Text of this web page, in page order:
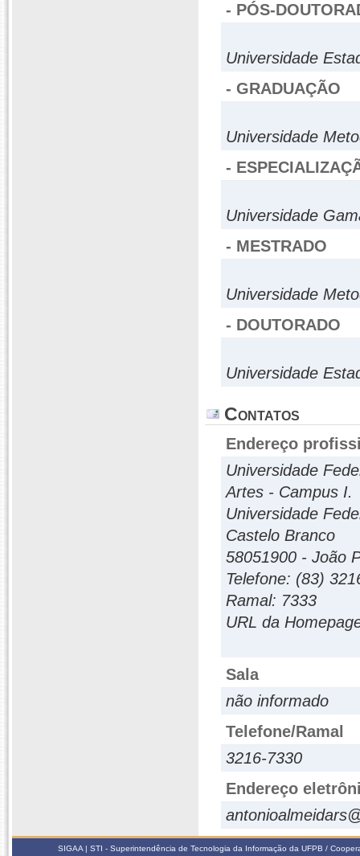
- PÓS-
Universidade
- GRADUAÇÃO
Universidade
-
Universidade
- MESTRADO
Universidade
- DOUTORADO
Universidade
Contatos
Endereço
Universidade
Artes - Campus I.
Universidade
Castelo Branco
58051900 - João
Telefone: (83)
Ramal: 7333
URL da
Sala
não informado
Telefone/Ramal
3216-7330
Endereço
SIGAA | STI - Superintendência de Tecnologia da Informação da UFPB /